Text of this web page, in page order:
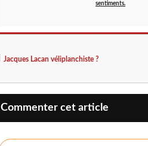
sentiments.
Jacques Lacan véliplanchiste ?
Commenter cet article